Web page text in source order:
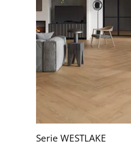
Serie WESTLAKE